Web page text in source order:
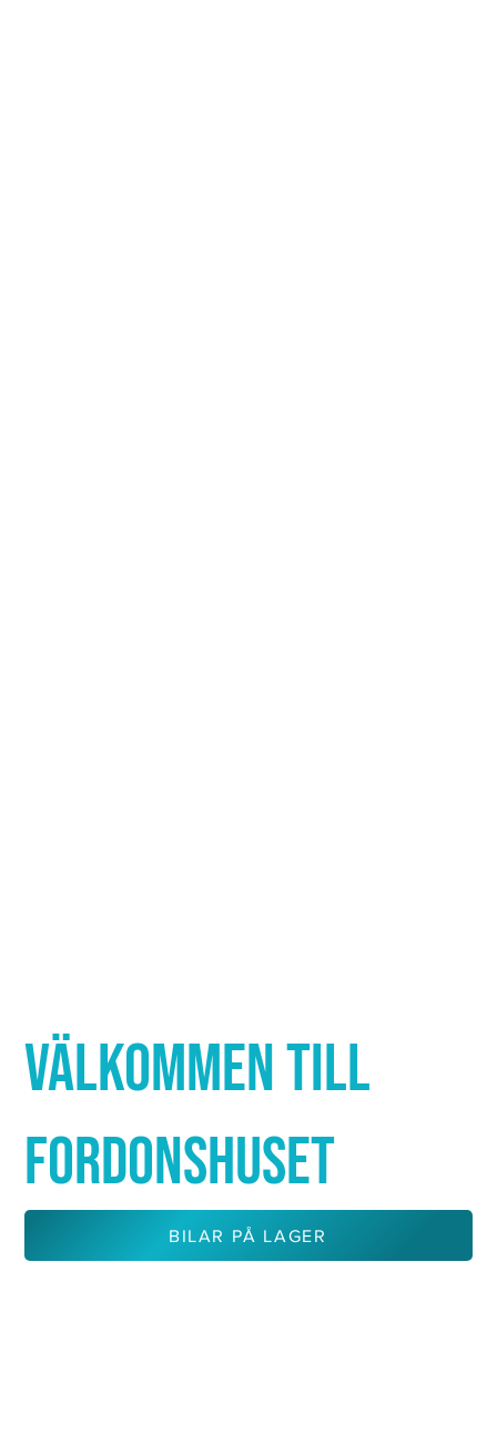
VÄLKOMMEN TILL
FORDONSHUSET
BILAR PÅ LAGER